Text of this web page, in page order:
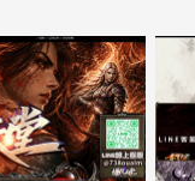
例15